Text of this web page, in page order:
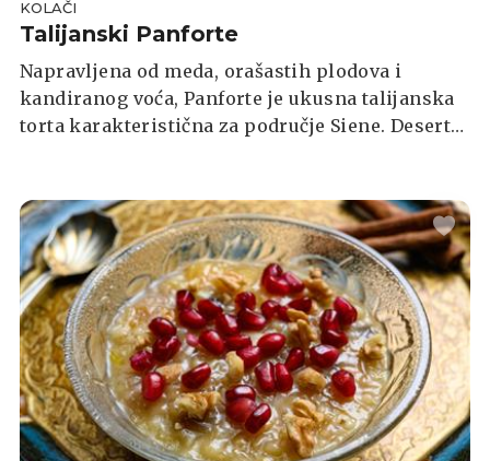
KOLAČI
Talijanski Panforte
Napravljena od meda, orašastih plodova i
kandiranog voća, Panforte je ukusna talijanska
torta karakteristična za područje Siene. Desert
jednostavno priprema.